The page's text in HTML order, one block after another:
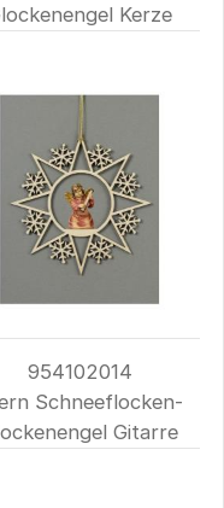
Kerze
954102014
Schneeflocken-
Gitarre